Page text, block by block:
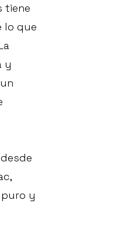
tiene
lo que
y
puro y